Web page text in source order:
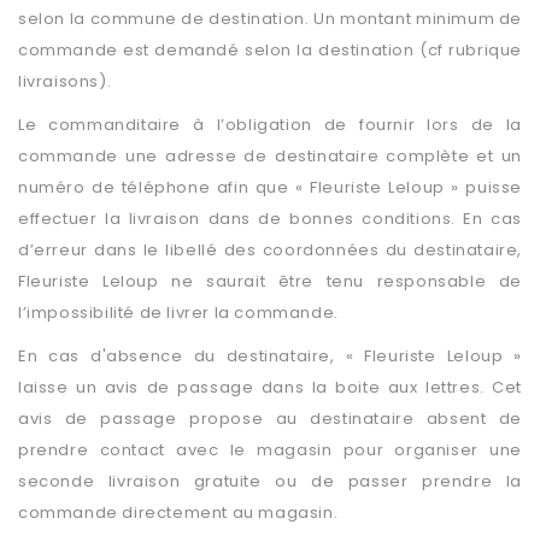
selon la commune de destination. Un montant minimum de
commande est demandé selon la destination (cf rubrique
livraisons).
Le commanditaire à l’obligation de fournir lors de la
commande une adresse de destinataire complète et un
numéro de téléphone afin que « Fleuriste Leloup » puisse
effectuer la livraison dans de bonnes conditions. En cas
d’erreur dans le libellé des coordonnées du destinataire,
Fleuriste Leloup ne saurait être tenu responsable de
l’impossibilité de livrer la commande.
En cas d'absence du destinataire, « Fleuriste Leloup »
laisse un avis de passage dans la boite aux lettres. Cet
avis de passage propose au destinataire absent de
prendre contact avec le magasin pour organiser une
seconde livraison gratuite ou de passer prendre la
commande directement au magasin.